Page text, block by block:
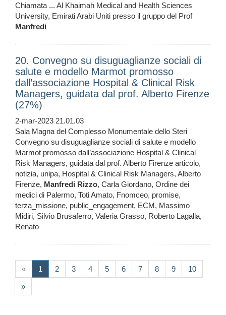
Chiamata ... Al Khaimah Medical and Health Sciences
University, Emirati Arabi Uniti presso il gruppo del Prof
Manfredi
20. Convegno su disuguaglianze sociali di
salute e modello Marmot promosso
dall’associazione Hospital & Clinical Risk
Managers, guidata dal prof. Alberto Firenze
(27%)
2-mar-2023 21.01.03
Sala Magna del Complesso Monumentale dello Steri
Convegno su disuguaglianze sociali di salute e modello
Marmot promosso dall’associazione Hospital & Clinical
Risk Managers, guidata dal prof. Alberto Firenze articolo,
notizia, unipa, Hospital & Clinical Risk Managers, Alberto
Firenze, Manfredi Rizzo, Carla Giordano, Ordine dei
medici di Palermo, Toti Amato, Fnomceo, promise,
terza_missione, public_engagement, ECM, Massimo
Midiri, Silvio Brusaferro, Valeria Grasso, Roberto Lagalla,
Renato
« 1 (current)
2 3 4 5 6 7 8 9 10
»